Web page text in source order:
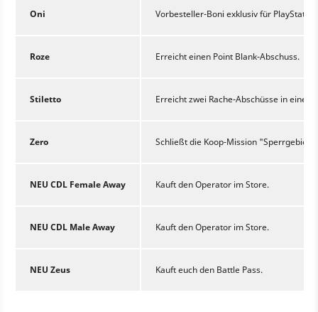
Oni Vorbesteller-Boni exklusiv für
Roze Erreicht einen Point Blank-Abschuss.
Stiletto Erreicht zwei Rache-Abschüsse in
Zero Schließt die Koop-Mission "Sperrgebiet"
NEU CDL Female Away Kauft den Operator im Store.
NEU CDL Male Away Kauft den Operator im Store.
NEU Zeus Kauft euch den Battle Pass.